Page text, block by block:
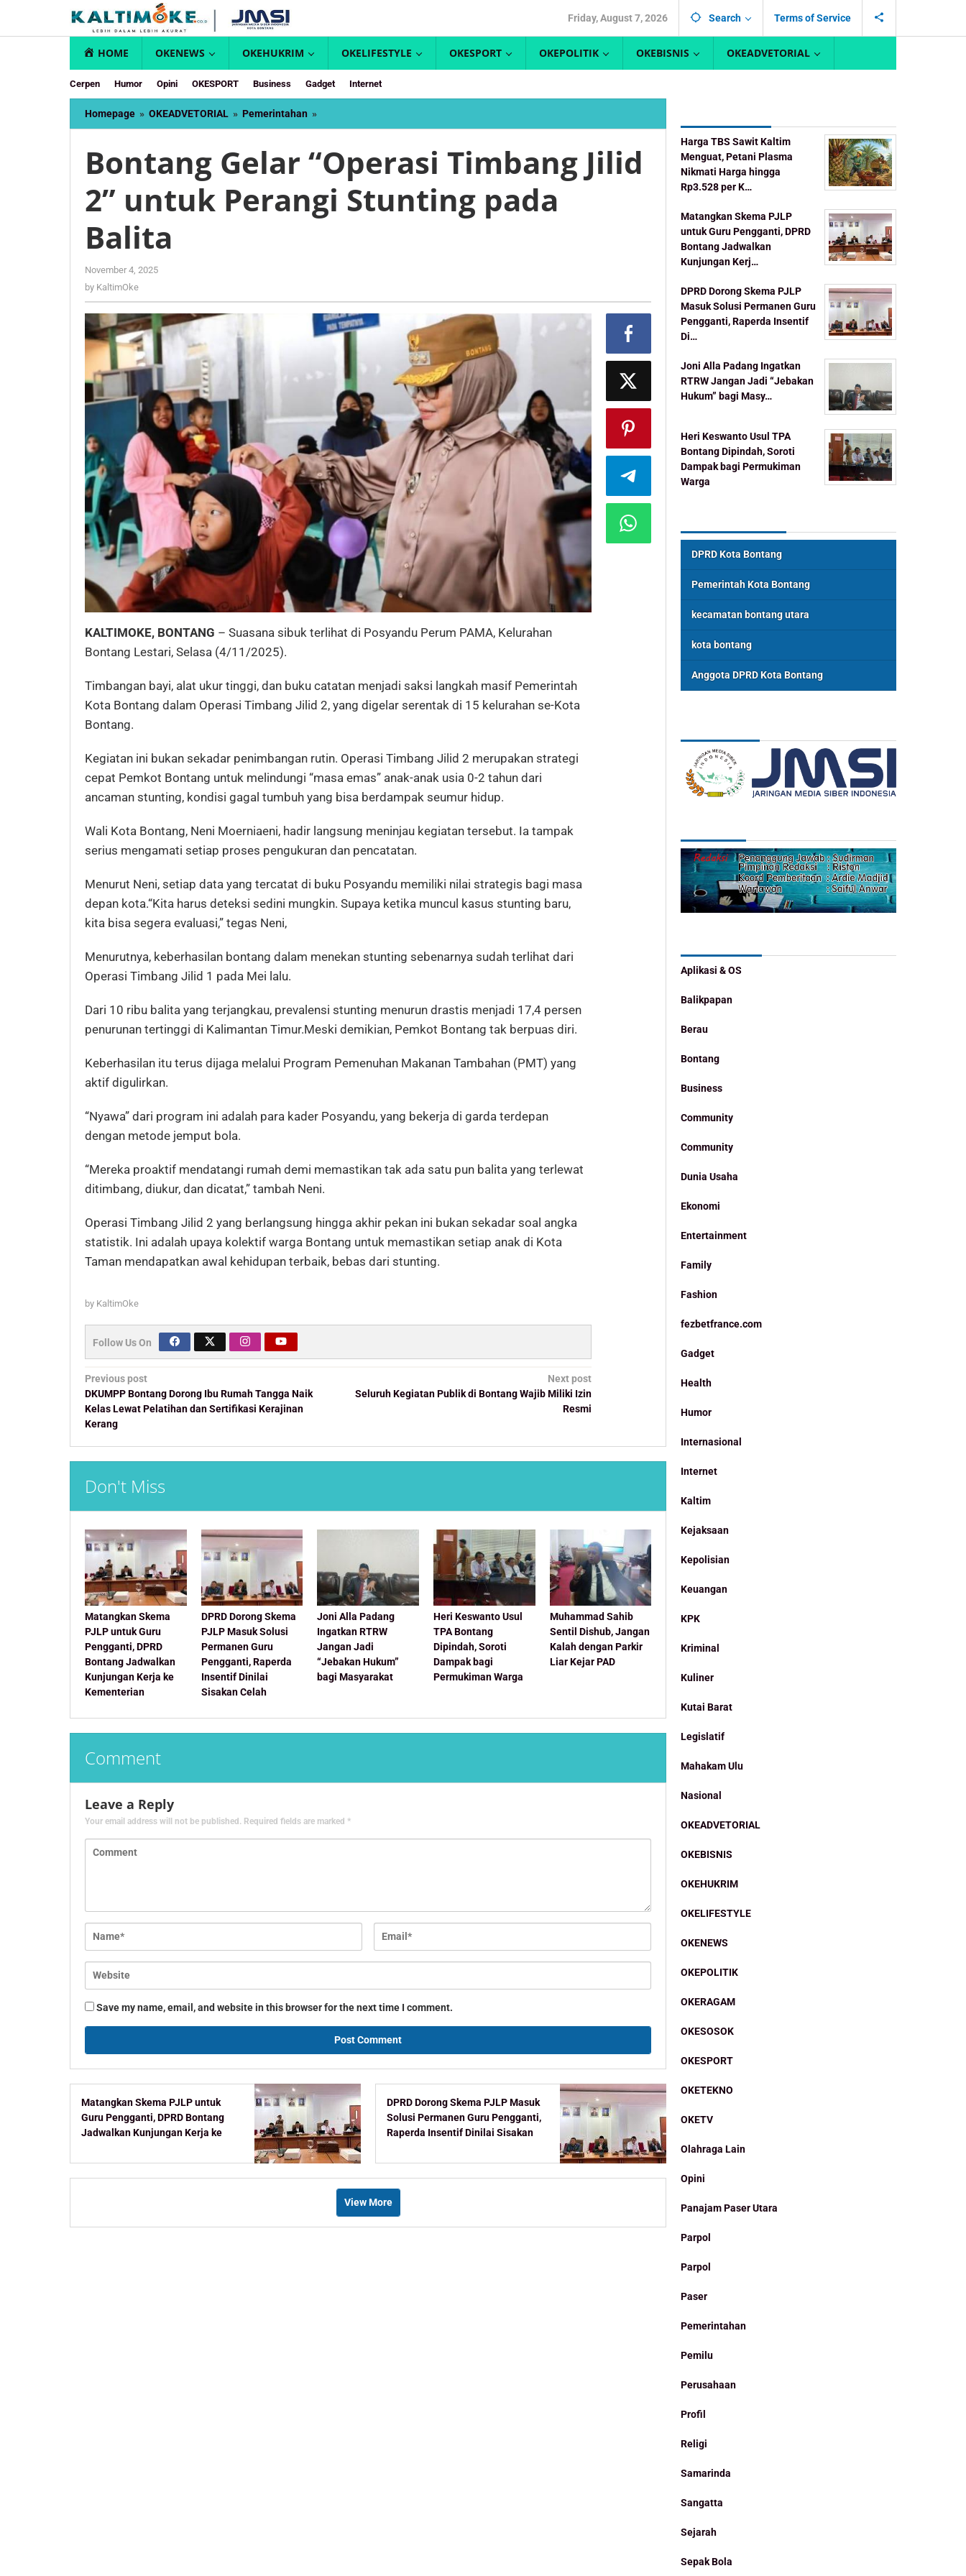
content
Friday, August 7, 2026 Search Terms of Service
HOME OKENEWS OKEHUKRIM OKELIFESTYLE OKESPORT OKEPOLITIK OKEBISNIS OKEADVETORIAL
Cerpen Humor Opini OKESPORT Business Gadget Internet
Homepage » OKEADVETORIAL » Pemerintahan »
Gelar
Timbang
Jilid
untuk
Perangi
Bontang Gelar “Operasi Timbang Jilid
2” untuk Perangi Stunting pada
Balita
November 4, 2025
by KaltimOke
KALTIMOKE, BONTANG – Suasana sibuk terlihat di Posyandu Perum PAMA, Kelurahan
Bontang Lestari, Selasa (4/11/2025).
Timbangan bayi, alat ukur tinggi, dan buku catatan menjadi saksi langkah masif Pemerintah
Kota Bontang dalam Operasi Timbang Jilid 2, yang digelar serentak di 15 kelurahan se-Kota
Bontang.
Kegiatan ini bukan sekadar penimbangan rutin. Operasi Timbang Jilid 2 merupakan strategi
cepat Pemkot Bontang untuk melindungi “masa emas” anak-anak usia 0-2 tahun dari
ancaman stunting, kondisi gagal tumbuh yang bisa berdampak seumur hidup.
Wali Kota Bontang, Neni Moerniaeni, hadir langsung meninjau kegiatan tersebut. Ia tampak
serius mengamati setiap proses pengukuran dan pencatatan.
Menurut Neni, setiap data yang tercatat di buku Posyandu memiliki nilai strategis bagi masa
depan kota.“Kita harus deteksi sedini mungkin. Supaya ketika muncul kasus stunting baru,
kita bisa segera evaluasi,” tegas Neni,
Menurutnya, keberhasilan bontang dalam menekan stunting sebenarnya sudah terlihat dari
Operasi Timbang Jilid 1 pada Mei lalu.
Dari 10 ribu balita yang terjangkau, prevalensi stunting menurun drastis menjadi 17,4 persen
penurunan tertinggi di Kalimantan Timur.Meski demikian, Pemkot Bontang tak berpuas diri.
Keberhasilan itu terus dijaga melalui Program Pemenuhan Makanan Tambahan (PMT) yang
aktif digulirkan.
“Nyawa” dari program ini adalah para kader Posyandu, yang bekerja di garda terdepan
dengan metode jemput bola.
“Mereka proaktif mendatangi rumah demi memastikan tak ada satu pun balita yang terlewat
ditimbang, diukur, dan dicatat,” tambah Neni.
Operasi Timbang Jilid 2 yang berlangsung hingga akhir pekan ini bukan sekadar soal angka
statistik. Ini adalah upaya kolektif warga Bontang untuk memastikan setiap anak di Kota
Taman mendapatkan awal kehidupan terbaik, bebas dari stunting.
by KaltimOke
Follow Us On
Post
navigation
Previous post
DKUMPP Bontang Dorong Ibu Rumah Tangga Naik
Kelas Lewat Pelatihan dan Sertifikasi Kerajinan
Kerang
Next post
Seluruh Kegiatan Publik di Bontang Wajib Miliki Izin
Resmi
Don't Miss
Matangkan Skema
PJLP untuk Guru
Pengganti, DPRD
Bontang Jadwalkan
Kunjungan Kerja ke
Kementerian
DPRD Dorong Skema
PJLP Masuk Solusi
Permanen Guru
Pengganti, Raperda
Insentif Dinilai
Sisakan Celah
Joni Alla Padang
Ingatkan RTRW
Jangan Jadi
“Jebakan Hukum”
bagi Masyarakat
Heri Keswanto Usul
TPA Bontang
Dipindah, Soroti
Dampak bagi
Permukiman Warga
Muhammad Sahib
Sentil Dishub, Jangan
Kalah dengan Parkir
Liar Kejar PAD
Comment
Leave a Reply
Your email address will not be published. Required fields are marked *
Save my name, email, and website in this browser for the next time I comment.
Matangkan Skema PJLP untuk
Guru Pengganti, DPRD Bontang
Jadwalkan Kunjungan Kerja ke
DPRD Dorong Skema PJLP Masuk
Solusi Permanen Guru Pengganti,
Raperda Insentif Dinilai Sisakan
View More
Harga TBS Sawit Kaltim
Menguat, Petani Plasma
Nikmati Harga hingga
Rp3.528 per K…
Matangkan Skema PJLP
untuk Guru Pengganti, DPRD
Bontang Jadwalkan
Kunjungan Kerj…
DPRD Dorong Skema PJLP
Masuk Solusi Permanen Guru
Pengganti, Raperda Insentif
Di…
Joni Alla Padang Ingatkan
RTRW Jangan Jadi “Jebakan
Hukum” bagi Masy…
Heri Keswanto Usul TPA
Bontang Dipindah, Soroti
Dampak bagi Permukiman
Warga
DPRD Kota Bontang
Pemerintah Kota Bontang
kecamatan bontang utara
kota bontang
Anggota DPRD Kota Bontang
Aplikasi & OS
Balikpapan
Berau
Bontang
Business
Community
Community
Dunia Usaha
Ekonomi
Entertainment
Family
Fashion
fezbetfrance.com
Gadget
Health
Humor
Internasional
Internet
Kaltim
Kejaksaan
Kepolisian
Keuangan
KPK
Kriminal
Kuliner
Kutai Barat
Legislatif
Mahakam Ulu
Nasional
OKEADVETORIAL
OKEBISNIS
OKEHUKRIM
OKELIFESTYLE
OKENEWS
OKEPOLITIK
OKERAGAM
OKESOSOK
OKESPORT
OKETEKNO
OKETV
Olahraga Lain
Opini
Panajam Paser Utara
Parpol
Parpol
Paser
Pemerintahan
Pemilu
Perusahaan
Profil
Religi
Samarinda
Sangatta
Sejarah
Sepak Bola